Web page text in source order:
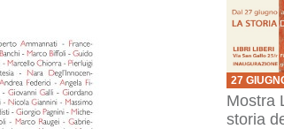
27
Mostra
storia